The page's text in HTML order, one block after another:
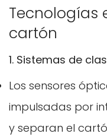
Tecnologías
cartón
1. Sistemas de
Los sensores
impulsadas por
y separan el